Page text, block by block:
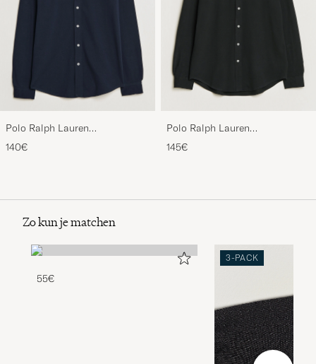
Polo Ralph Lauren
Featherweight Mesh Shirt
Aviator Navy
140€
Polo Ralph Lauren
Featherweight Mesh Shirt Polo
Black
145€
Zo kun je matchen
55€
3-PACK